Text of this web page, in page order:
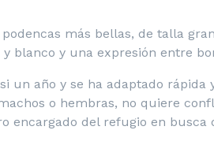
más bellas, de talla
blanco y una expresión entre
un año y se ha adaptado rápida
o hembras, no quiere
encargado del refugio en busca